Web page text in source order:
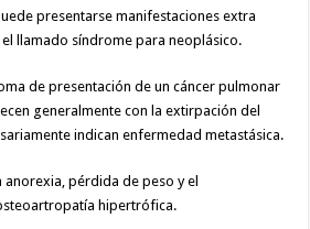
presentarse manifestaciones extra
llamado síndrome para neoplásico.
de presentación de un cáncer pulmonar
generalmente con la extirpación del
indican enfermedad metastásica.
anorexia, pérdida de peso y el
hipertrófica.